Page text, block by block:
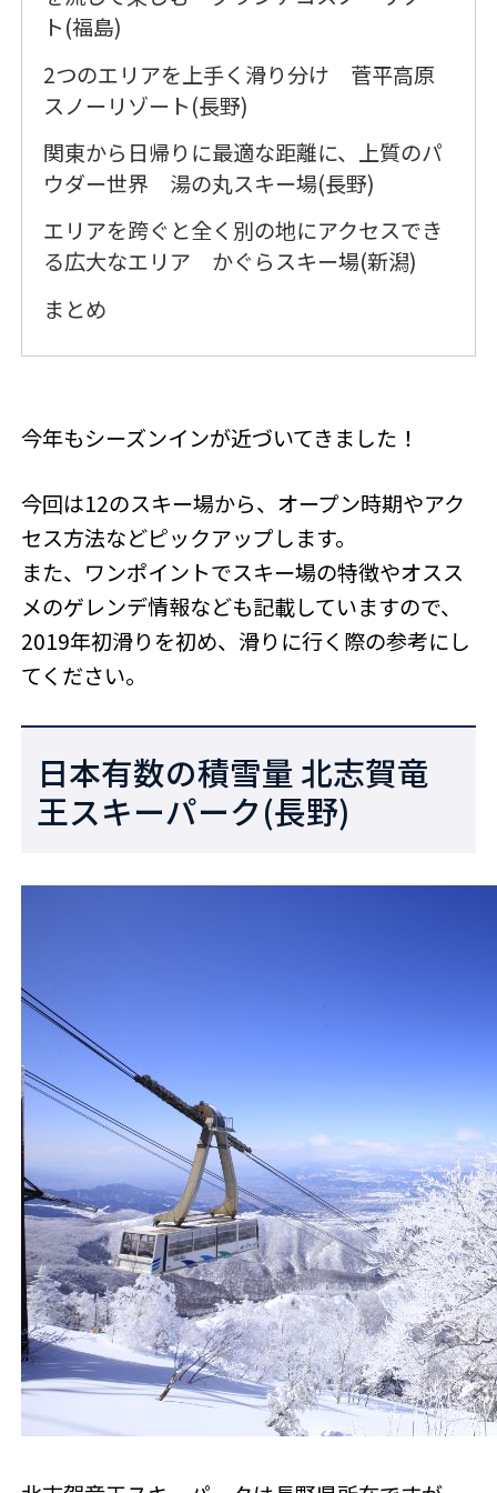
ト(福島)
2つのエリアを上手く滑り分け 菅平高原
スノーリゾート(長野)
関東から日帰りに最適な距離に、上質のパ
ウダー世界 湯の丸スキー場(長野)
エリアを跨ぐと全く別の地にアクセスでき
る広大なエリア かぐらスキー場(新潟)
まとめ
今年もシーズンインが近づいてきました！
今回は12のスキー場から、オープン時期やアク
セス方法などピックアップします。
また、ワンポイントでスキー場の特徴やオスス
メのゲレンデ情報なども記載していますので、
2019年初滑りを初め、滑りに行く際の参考にし
てください。
日本有数の積雪量 北志賀竜
王スキーパーク(長野)